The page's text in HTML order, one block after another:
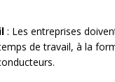
: Les entreprises
de travail, à la